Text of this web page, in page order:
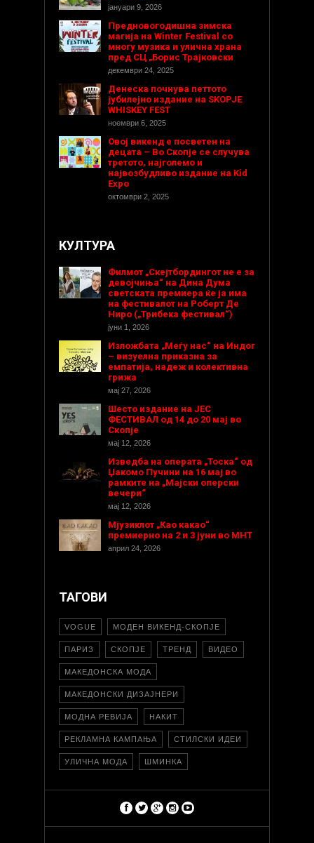
јануари 9, 2026
Предновогодишнa зимска
магија на Winter Festival со
многу музика и улична храна
пред СЦ „Борис Трајковски
декември 24, 2025
Денеска почнува петтото
јубилејно издание на SKOPJE
WHISKEY FEST
ноември 6, 2025
Овој викенд е посветен на
децата – Во Скопје се случува
третото, најголемо и
највозбудливо издание на Kid
Expo
октомври 2, 2025
КУЛТУРА
Филмот „Скејтбордингот не е за
девојчиња“ на Дина Дума
светската премиера ќе ја има
на фестивалот на Роберт Де
Ниро („Трибека фестивал“)
јуни 1, 2026
Изложбата „Меѓу нас“ на Индог
– визуелна приказна за
емпатија, надеж и колективна
грижа
мај 27, 2026
Шесто издание на ЈЕС
ФЕСТИВАЛ од 14 до 20 мај во
Скопје
мај 12, 2026
Изведба на операта „Тоска“ од
Џакомо Пучини на 16 мај во
рамките на „Мајски оперски
вечери“
мај 12, 2026
Мјузиклот „Као какао“
премиерно на 2 и 3 јуни во МНТ
април 24, 2026
ТАГОВИ
VOGUE МОДЕН ВИКЕНД-СКОПЈЕ
ПАРИЗ СКОПЈЕ ТРЕНД ВИДЕО
МАКЕДОНСКА МОДА
МАКЕДОНСКИ ДИЗАЈНЕРИ
МОДНА РЕВИЈА НАКИТ
РЕКЛАМНА КАМПАЊА СТИЛСКИ ИДЕИ
УЛИЧНА МОДА ШМИНКА